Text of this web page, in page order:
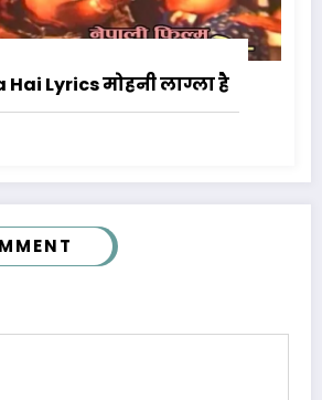
Lyrics मोहनी लाग्ला है